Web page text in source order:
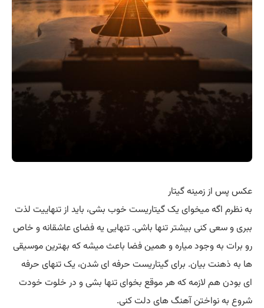
عکس پس از زمینه گیتار
به نظرم اگه میخوای یک گیتاریست خوب بشی، باید از تنهاییت لذت
ببری و سعی کنی بیشتر تنها باشی. تنهایی یه فضای عاشقانه و خاص
رو برات به وجود میاره و همین فضا باعث میشه که بهترین موسیقی
ها به ذهنت بیان. برای گیتاریست حرفه ای شدن، یک تنهای حرفه
ای بودن هم لازمه که هر موقع بخوای تنها بشی و در خلوت خودت
شروع به نواختن آهنگ های دلت کنی.